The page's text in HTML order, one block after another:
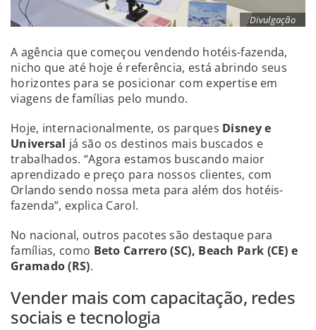
Divulgação
A agência que começou vendendo hotéis-fazenda,
nicho que até hoje é referência, está abrindo seus
horizontes para se posicionar com expertise em
viagens de famílias pelo mundo.
Hoje, internacionalmente, os parques Disney e
Universal já são os destinos mais buscados e
trabalhados. “Agora estamos buscando maior
aprendizado e preço para nossos clientes, com
Orlando sendo nossa meta para além dos hotéis-
fazenda”, explica Carol.
No nacional, outros pacotes são destaque para
famílias, como Beto Carrero (SC), Beach Park (CE) e
Gramado (RS).
Vender mais com capacitação, redes
sociais e tecnologia